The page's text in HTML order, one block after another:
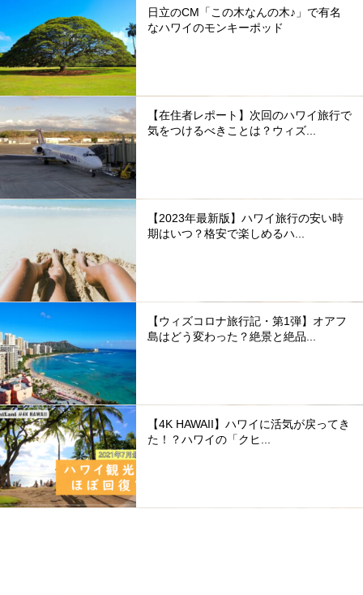
日立のCM「この木なんの木♪」で有名
なハワイのモンキーポッド
【在住者レポート】次回のハワイ旅行で
気をつけるべきことは？ウィズ...
【2023年最新版】ハワイ旅行の安い時
期はいつ？格安で楽しめるハ...
【ウィズコロナ旅行記・第1弾】オアフ
島はどう変わった？絶景と絶品...
【4K HAWAII】ハワイに活気が戻ってき
た！？ハワイの「クヒ...